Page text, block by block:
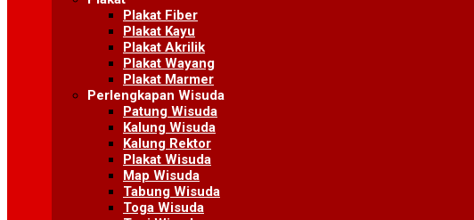
Plakat Fiber
Plakat Kayu
Plakat Akrilik
Plakat Wayang
Plakat Marmer
Perlengkapan Wisuda
Patung Wisuda
Kalung Wisuda
Kalung Rektor
Plakat Wisuda
Map Wisuda
Tabung Wisuda
Toga Wisuda